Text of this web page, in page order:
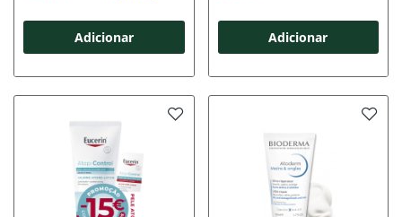
Adicionar Adicionar